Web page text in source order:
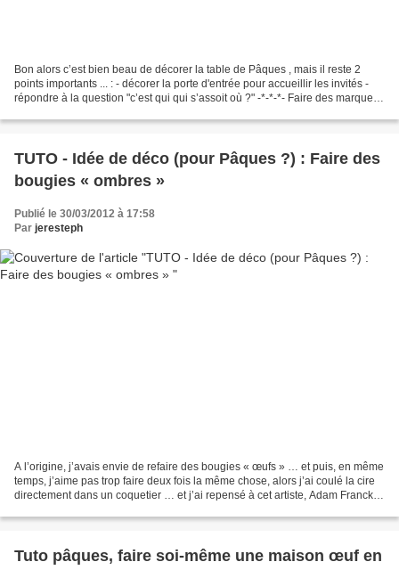
Bon alors c’est bien beau de décorer la table de Pâques , mais il reste 2
points importants ... : - décorer la porte d'entrée pour accueillir les invités -
répondre à la question "c’est qui qui s’assoit où ?" -*-*-*- Faire des marque-
TUTO - Idée de déco (pour Pâques ?) : Faire des
bougies « ombres »
Publié le 30/03/2012 à 17:58
Par jeresteph
A l’origine, j’avais envie de refaire des bougies « œufs » … et puis, en même
temps, j’aime pas trop faire deux fois la même chose, alors j’ai coulé la cire
directement dans un coquetier … et j’ai repensé à cet artiste, Adam Franck,
Tuto pâques, faire soi-même une maison œuf en